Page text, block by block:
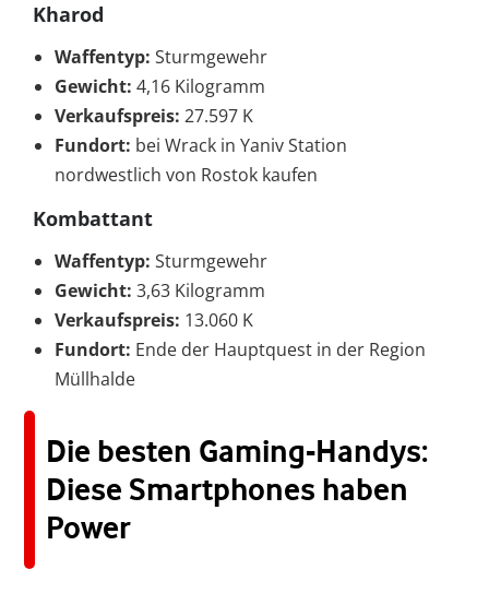
Kharod
Waffentyp: Sturmgewehr
Gewicht: 4,16 Kilogramm
Verkaufspreis: 27.597 K
Fundort: bei Wrack in Yaniv Station
nordwestlich von Rostok kaufen
Kombattant
Waffentyp: Sturmgewehr
Gewicht: 3,63 Kilogramm
Verkaufspreis: 13.060 K
Fundort: Ende der Hauptquest in der Region
Müllhalde
Die besten Gaming-Handys:
Diese Smartphones haben
Power